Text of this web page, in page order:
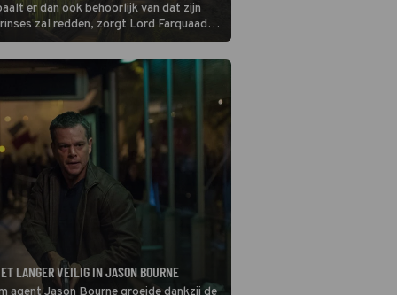
er dan ook behoorlijk van dat zijn
zal redden, zorgt Lord Farquaad
LANGER VEILIG IN JASON BOURNE
agent Jason Bourne groeide dankzij de